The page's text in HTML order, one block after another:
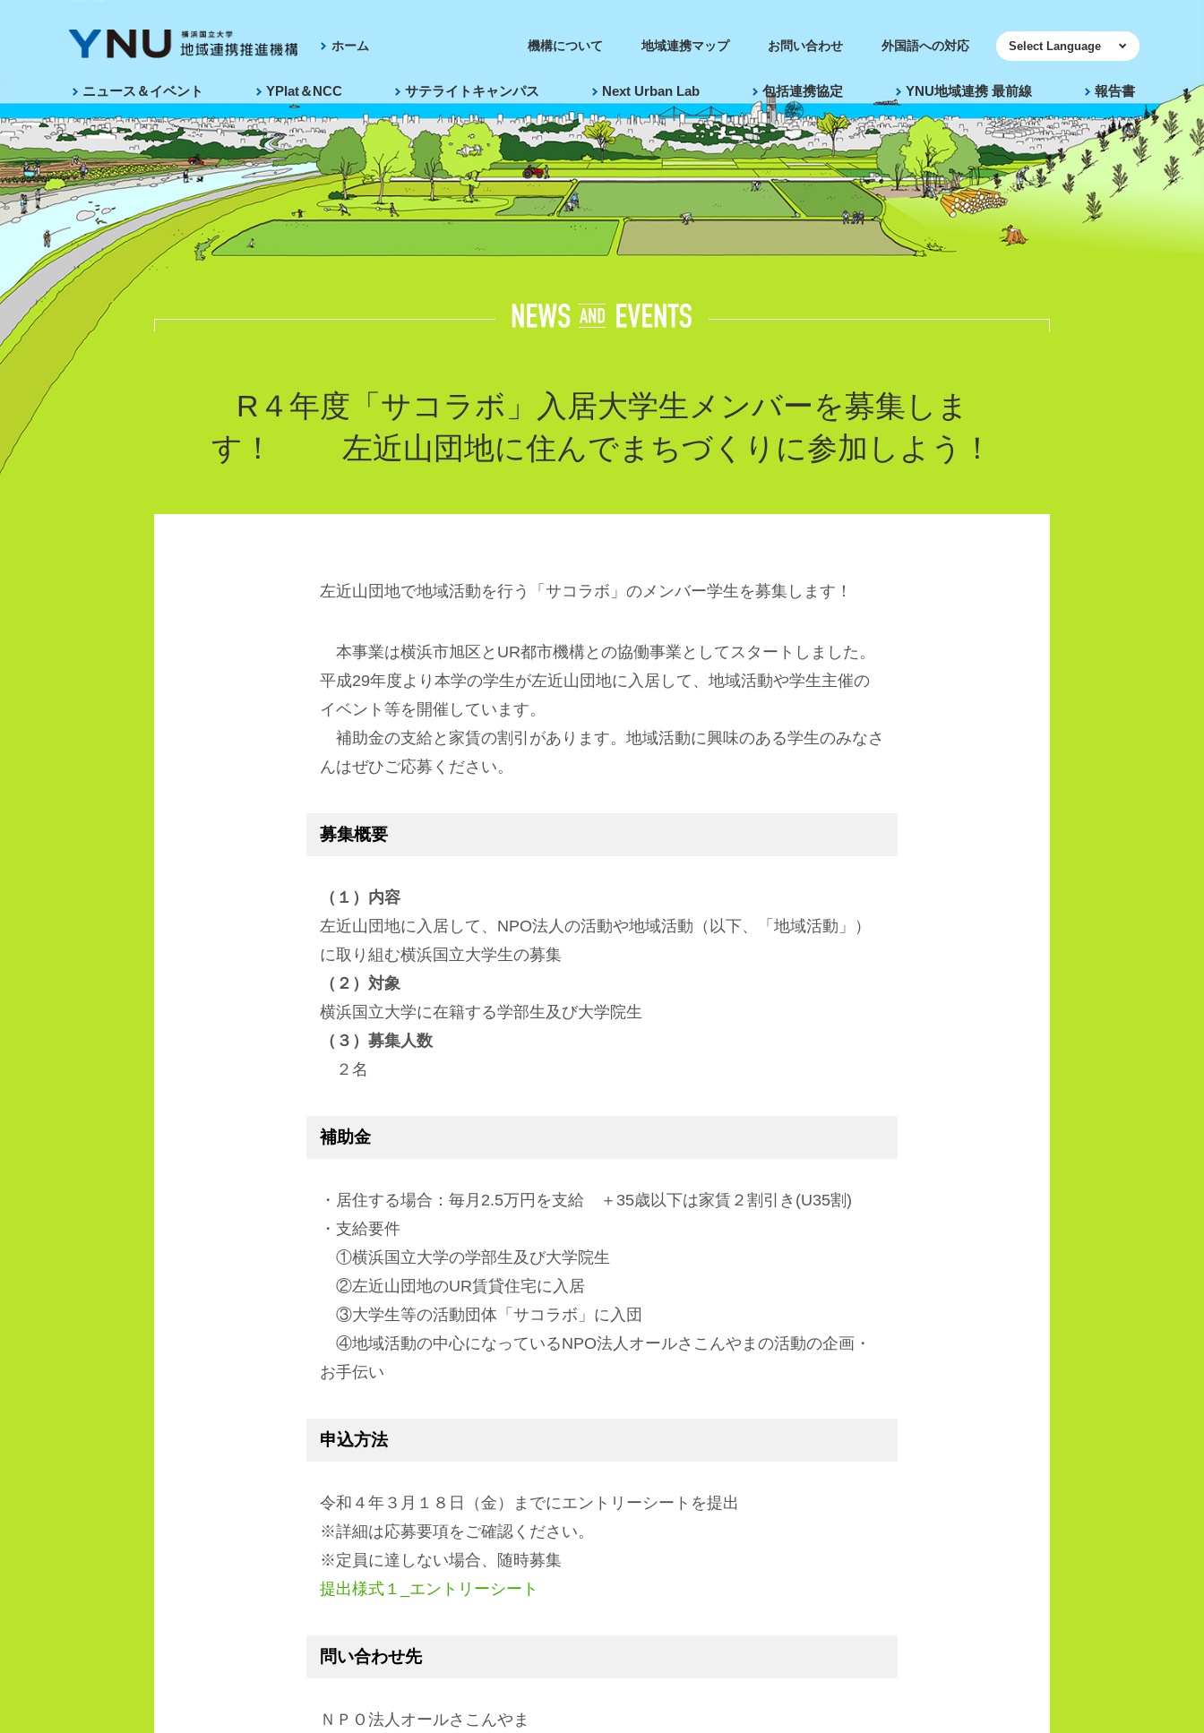
ニュース＆イベント YPlat＆NCC サテライトキャンパス Next Urban Lab 包括連携協定 YNU地域連携 最前線 報告書
ホーム 機構について 地域連携マップ お問い合わせ 外国語への対応
R４年度「サコラボ」入居大学生メンバーを募集しま
す！ 左近山団地に住んでまちづくりに参加しよう！
左近山団地で地域活動を行う「サコラボ」のメンバー学生を募集します！
本事業は横浜市旭区とUR都市機構との協働事業としてスタートしました。
平成29年度より本学の学生が左近山団地に入居して、地域活動や学生主催の
イベント等を開催しています。
補助金の支給と家賃の割引があります。地域活動に興味のある学生のみなさ
んはぜひご応募ください。
募集概要
（１）内容
左近山団地に入居して、NPO法人の活動や地域活動（以下、「地域活動」）
に取り組む横浜国立大学生の募集
（２）対象
横浜国立大学に在籍する学部生及び大学院生
（３）募集人数
２名
補助金
・居住する場合：毎月2.5万円を支給 ＋35歳以下は家賃２割引き(U35割)
・支給要件
①横浜国立大学の学部生及び大学院生
②左近山団地のUR賃貸住宅に入居
③大学生等の活動団体「サコラボ」に入団
④地域活動の中心になっているNPO法人オールさこんやまの活動の企画・
お手伝い
申込方法
令和４年３月１８日（金）
までにエントリーシートを提出
※詳細は応募要項をご確認ください。
※定員に達しない場合、随時募集
提出様式１_エントリーシート
問い合わせ先
ＮＰＯ法人オールさこんやま